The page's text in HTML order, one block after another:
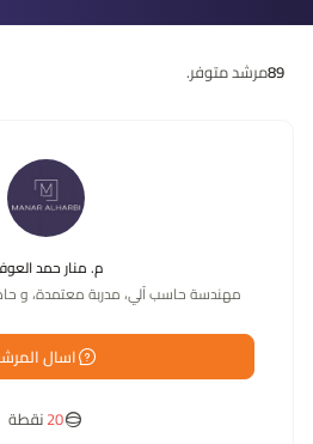
89مرشد متوفر.
م. منار حمد
مهندسة حاسب آلي، مدربة معتمدة، و
اسال
20نقطة